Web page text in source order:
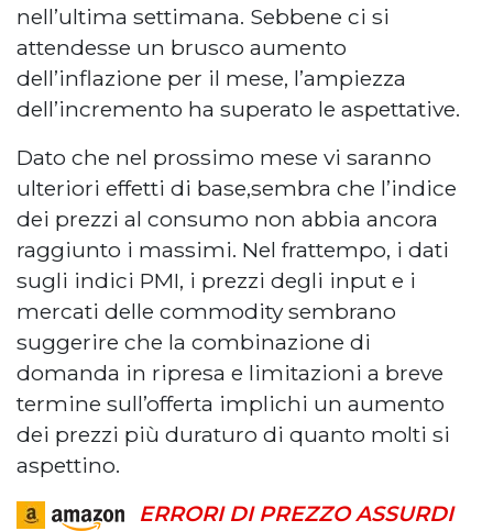
nell’ultima settimana. Sebbene ci si
attendesse un brusco aumento
dell’inflazione per il mese, l’ampiezza
dell’incremento ha superato le aspettative.
Dato che nel prossimo mese vi saranno
ulteriori effetti di base,sembra che l’indice
dei prezzi al consumo non abbia ancora
raggiunto i massimi. Nel frattempo, i dati
sugli indici PMI, i prezzi degli input e i
mercati delle commodity sembrano
suggerire che la combinazione di
domanda in ripresa e limitazioni a breve
termine sull’offerta implichi un aumento
dei prezzi più duraturo di quanto molti si
aspettino.
ERRORI DI PREZZO ASSURDI